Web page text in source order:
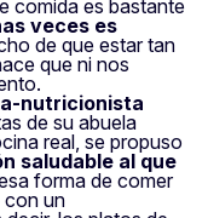
comida es bastante
veces es
de que estar tan
que ni nos
nutricionista
de su abuela
real, se propuso
saludable al que
forma de comer
con un